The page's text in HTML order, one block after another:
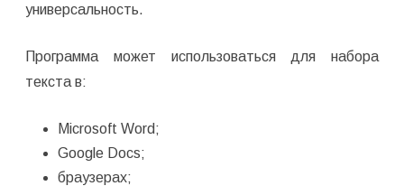
универсальность.
Программа может использоваться для набора
текста в:
Microsoft Word;
Google Docs;
браузерах;